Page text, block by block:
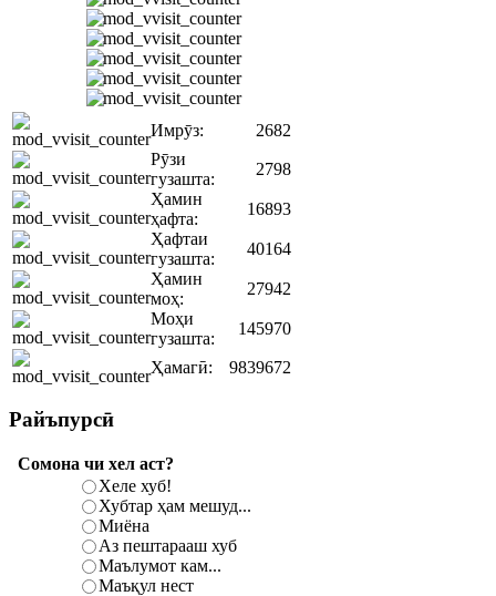
Имрӯз:
2682
Рӯзи
гузашта:
2798
Ҳамин
ҳафта:
16893
Ҳафтаи
гузашта:
40164
Ҳамин
моҳ:
27942
Моҳи
гузашта:
145970
Ҳамагӣ: 9839672
Райъпурсӣ
Сомона чи хел аст?
Хеле хуб!
Хубтар ҳам мешуд...
Миёна
Аз пештарааш хуб
Маълумот кам...
Маъқул нест